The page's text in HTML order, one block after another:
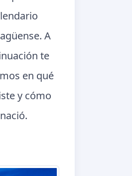
A
te
en qué
y cómo
nació.